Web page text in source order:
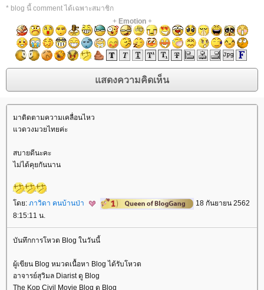
* blog นี้ comment ได้เฉพาะสมาชิก
+ Emotion+
มาติดตามความเคลื่อนไหว
วดวงมวยไทยค่ะ
สบายดีนะคะ
ไม่ได้คุยกันนาน
ดย: ภาวิดา คนบ้านป่า
18 กันยายน 2562
8:15:11 น.
บันทึกการโหวต Blog ในวันนี้
ผู้เขียน Blog หมวดเนื้อหา Blog ได้รับโหวต
อาจารย์สุวิมล Diarist ดู Blog
The Kop Civil Movie Blog ดู Blog